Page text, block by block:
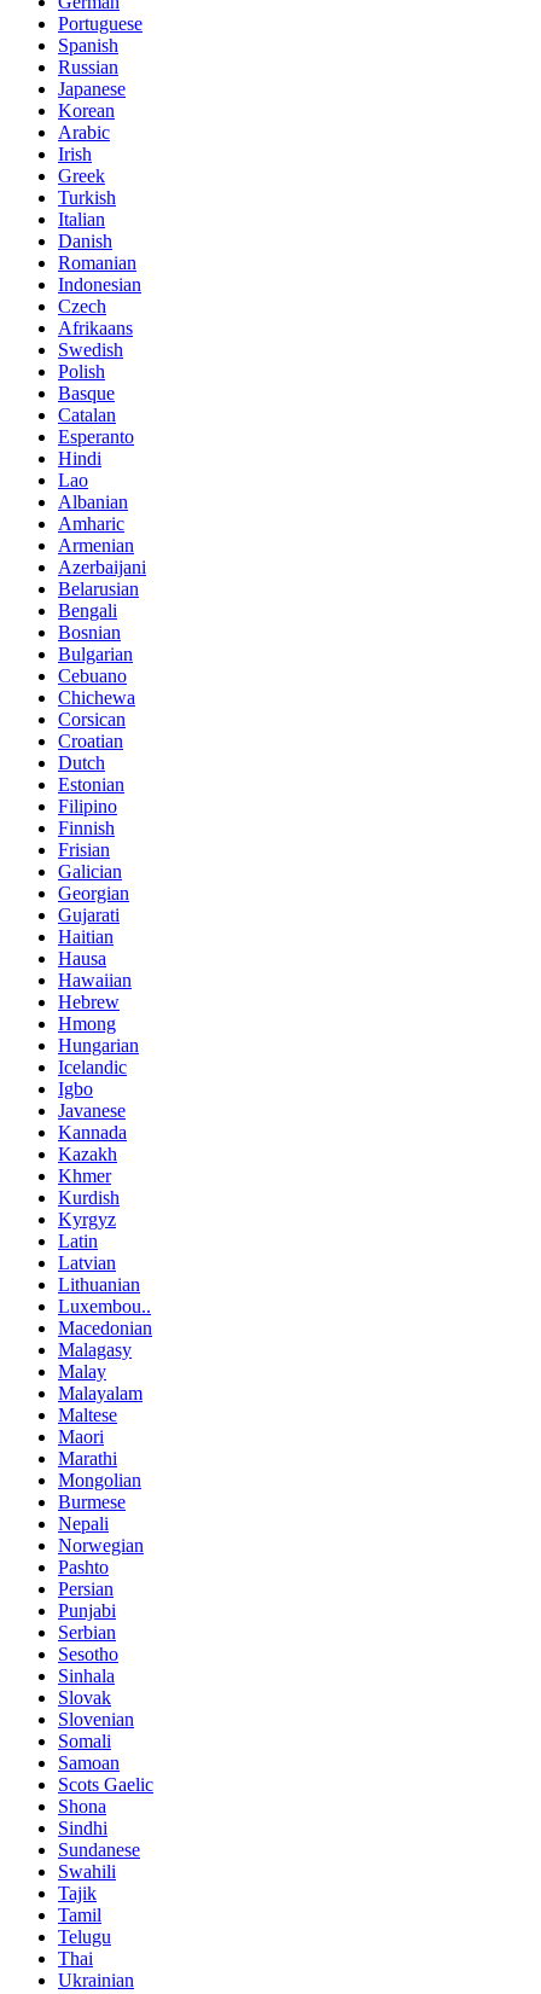
Portuguese
Spanish
Russian
Japanese
Korean
Arabic
Irish
Greek
Turkish
Italian
Danish
Romanian
Indonesian
Czech
Afrikaans
Swedish
Polish
Basque
Catalan
Esperanto
Hindi
Lao
Albanian
Amharic
Armenian
Azerbaijani
Belarusian
Bengali
Bosnian
Bulgarian
Cebuano
Chichewa
Corsican
Croatian
Dutch
Estonian
Filipino
Finnish
Frisian
Galician
Georgian
Gujarati
Haitian
Hausa
Hawaiian
Hebrew
Hmong
Hungarian
Icelandic
Igbo
Javanese
Kannada
Kazakh
Khmer
Kurdish
Kyrgyz
Latin
Latvian
Lithuanian
Luxembou..
Macedonian
Malagasy
Malay
Malayalam
Maltese
Maori
Marathi
Mongolian
Burmese
Nepali
Norwegian
Pashto
Persian
Punjabi
Serbian
Sesotho
Sinhala
Slovak
Slovenian
Somali
Samoan
Scots Gaelic
Shona
Sindhi
Sundanese
Swahili
Tajik
Tamil
Telugu
Thai
Ukrainian